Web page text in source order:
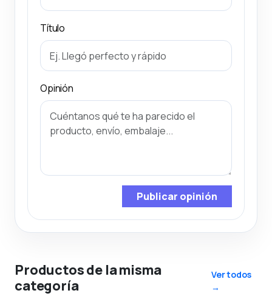
Título
Opinión
Publicar opinión
Productos de la misma
categoría
Ver todos
→